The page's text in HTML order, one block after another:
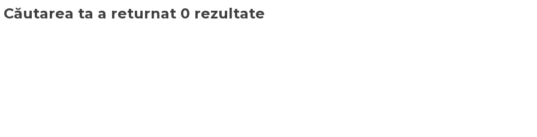
Căutarea ta a returnat 0 rezultate